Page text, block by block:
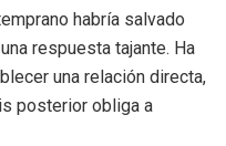
habría salvado
respuesta tajante. Ha
una relación directa,
posterior obliga a